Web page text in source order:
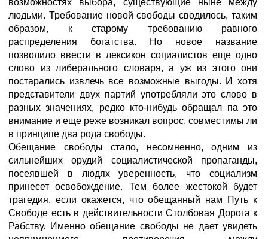
возможностях выбора, существующие ныне между
людьми. Требование новой свободы сводилось, таким
образом, к старому требованию равного
распределения богатства. Но новое название
позволило ввести в лексикон социалистов еще одно
слово из либерального словаря, а уж из этого они
постарались извлечь все возможные выгоды. И хотя
представители двух партий употребляли это слово в
разных значениях, редко кто-нибудь обращал па это
внимание и еще реже возникал вопрос, совместимы ли
в принципе два рода свободы.
Обещание свободы стало, несомненно, одним из
сильнейших орудий социалистической пропаганды,
посеявшей в людях уверенность, что социализм
принесет освобождение. Тем более жестокой будет
трагедия, если окажется, что обещанный нам Путь к
Свободе есть в действительности Столбовая Дорога к
Рабству. Именно обещание свободы не дает увидеть